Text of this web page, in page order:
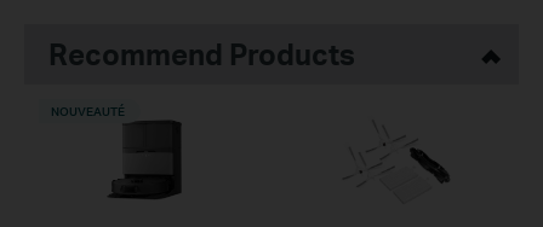
Recommend Products
NOUVEAUTÉ